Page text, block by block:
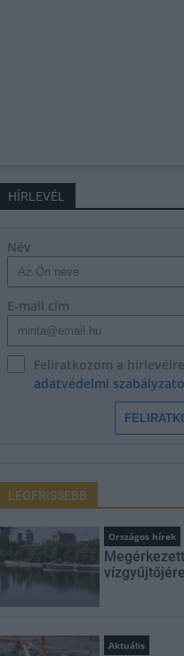
HÍRLEVÉL
Név
E-mail cím
Feliratkozom a
adatvédelmi
LEGFRISSEBB
Országos hírek
vízgyűjtőjére
Aktuális